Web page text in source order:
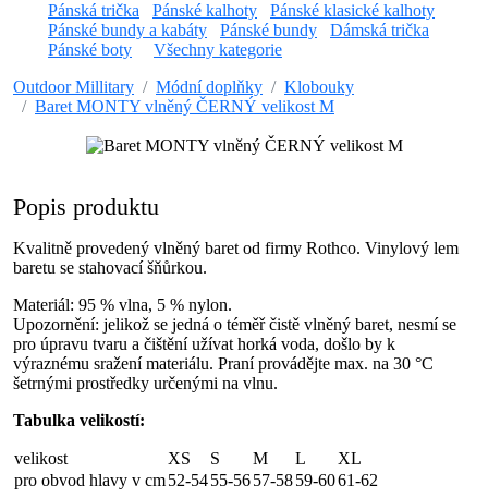
Pánská trička Pánské kalhoty
Pánské klasické kalhoty
Pánské bundy a kabáty
Pánské bundy
Dámská trička
Pánské boty
Všechny kategorie
Outdoor Millitary
Módní doplňky
Klobouky
Baret MONTY vlněný ČERNÝ velikost M
Popis produktu
Kvalitně provedený vlněný baret od firmy Rothco. Vinylový lem
baretu se stahovací šňůrkou.
Materiál: 95 % vlna, 5 % nylon.
Upozornění: jelikož se jedná o téměř čistě vlněný baret, nesmí se
pro úpravu tvaru a čištění užívat horká voda, došlo by k
výraznému sražení materiálu. Praní provádějte max. na 30 °C
šetrnými prostředky určenými na vlnu.
Tabulka velikostí:
velikost XS S M L
XL
pro obvod hlavy v cm52-5455-5657-5859-6061-62